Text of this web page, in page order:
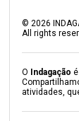
©2026
All rights
O Indagação
atividades,